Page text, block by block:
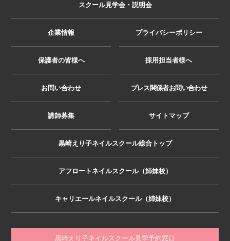
スクール見学会・説明会
企業情報 プライバシーポリシー
保護者の皆様へ 採用担当者様へ
お問い合わせ プレス関係者お問い合わせ
講師募集 サイトマップ
黒崎えり子ネイルスクール総合トップ
アフロートネイルスクール（姉妹校）
キャリエールネイルスクール（姉妹校）
黒崎えり子ネイルスクール見学予約窓口